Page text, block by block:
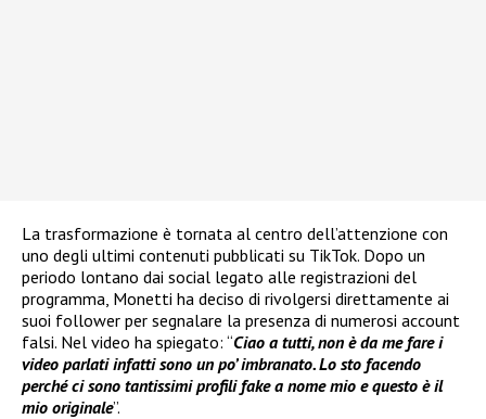
La trasformazione è tornata al centro dell’attenzione con
uno degli ultimi contenuti pubblicati su TikTok. Dopo un
periodo lontano dai social legato alle registrazioni del
programma, Monetti ha deciso di rivolgersi direttamente ai
suoi follower per segnalare la presenza di numerosi account
falsi. Nel video ha spiegato: “Ciao a tutti, non è da me fare i
video parlati infatti sono un po’ imbranato. Lo sto facendo
perché ci sono tantissimi profili fake a nome mio e questo è il
mio originale”.